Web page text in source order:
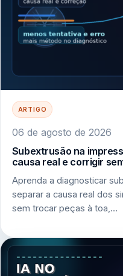
ARTIGO
06 de agosto de 2026
Subextrusão na
causa real e corrigir
Aprenda a diagnosticar
separar a causa real dos
sem trocar peças à toa,…